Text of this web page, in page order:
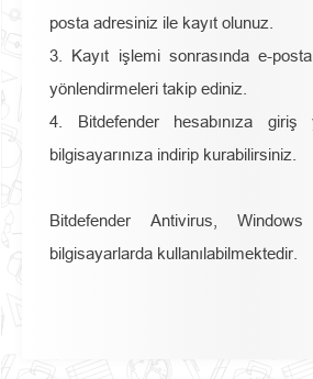
posta adresiniz ile kayıt olunuz.
3. Kayıt işlemi sonrasında e-
yönlendirmeleri takip ediniz.
4. Bitdefender hesabınıza giriş
bilgisayarınıza indirip kurabilirsiniz.
Bitdefender Antivirus,
bilgisayarlarda kullanılabilmektedir.